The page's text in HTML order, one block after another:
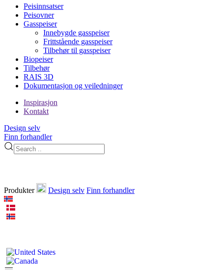
Peisinnsatser
Peisovner
Gasspeiser
Innebygde gasspeiser
Frittstående gasspeiser
Tilbehør til gasspeiser
Biopeiser
Tilbehør
RAIS 3D
Dokumentasjon og veiledninger
Inspirasjon
Kontakt
Design selv
Finn forhandler
Produkter Design selv Finn forhandler